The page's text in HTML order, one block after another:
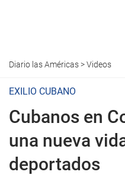
Diario las Américas>Videos
EXILIO CUBANO
Cubanos en
una nueva
deportados